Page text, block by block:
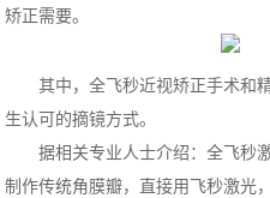
矫正需要。
其中，全飞秒近视矫正手术和
生认可的摘镜方式。
据相关专业人士介绍：全飞秒
制作传统角膜瓣，直接用飞秒激光